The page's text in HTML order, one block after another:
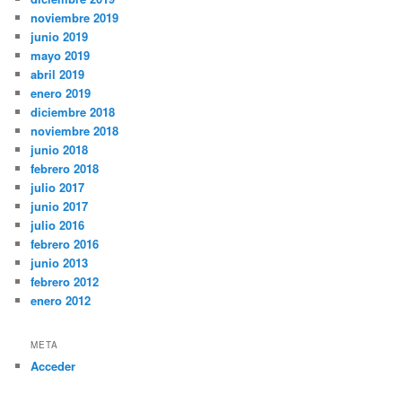
noviembre 2019
junio 2019
mayo 2019
abril 2019
enero 2019
diciembre 2018
noviembre 2018
junio 2018
febrero 2018
julio 2017
junio 2017
julio 2016
febrero 2016
junio 2013
febrero 2012
enero 2012
META
Acceder